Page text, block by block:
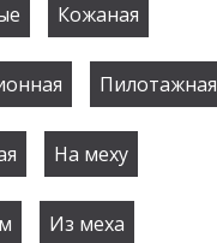
Кожаная
Пилотажная
На меху
Из меха